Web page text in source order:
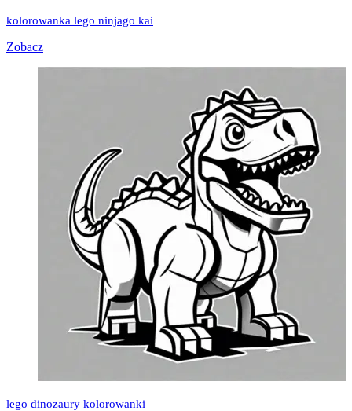
kolorowanka lego ninjago kai
Zobacz
lego dinozaury kolorowanki